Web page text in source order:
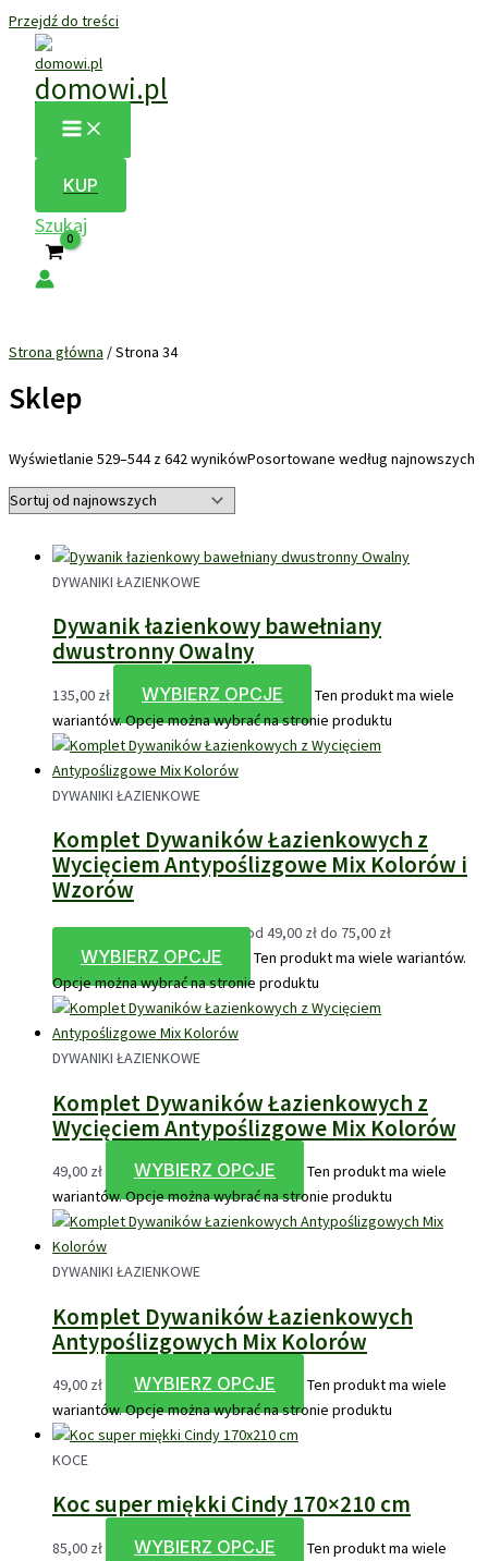
Przejdź do treści
domowi.pl
KUP
Szukaj
Strona główna / Strona 34
Sklep
Wyświetlanie 529–544 z 642 wynikówPosortowane według najnowszych
DYWANIKI ŁAZIENKOWE
Dywanik łazienkowy bawełniany
dwustronny Owalny
135,00 zł WYBIERZ OPCJE
Ten produkt ma wiele
wariantów. Opcje można wybrać na stronie produktu
DYWANIKI ŁAZIENKOWE
Komplet Dywaników Łazienkowych z
Wycięciem Antypoślizgowe Mix Kolorów i
Wzorów
49,00zł–75,00złZakres cen: od 49,00 zł do 75,00 zł
WYBIERZ OPCJE
Ten produkt ma wiele wariantów.
Opcje można wybrać na stronie produktu
DYWANIKI ŁAZIENKOWE
Komplet Dywaników Łazienkowych z
Wycięciem Antypoślizgowe Mix Kolorów
49,00 zł WYBIERZ OPCJE
Ten produkt ma wiele
wariantów. Opcje można wybrać na stronie produktu
DYWANIKI ŁAZIENKOWE
Komplet Dywaników Łazienkowych
Antypoślizgowych Mix Kolorów
49,00 zł WYBIERZ OPCJE
Ten produkt ma wiele
wariantów. Opcje można wybrać na stronie produktu
KOCE
Koc super miękki Cindy 170×210 cm
85,00 zł WYBIERZ OPCJE
Ten produkt ma wiele